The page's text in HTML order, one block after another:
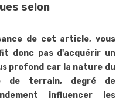
selon
de cet article, vous
donc pas d'acquérir un
profond car la nature du
de terrain, degré de
influencer les